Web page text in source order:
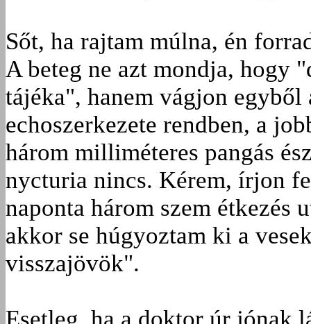
Sőt, ha rajtam múlna, én
A beteg ne azt mondja, hogy
tájéka", hanem vágjon
echoszerkezete rendben, a
három milliméteres pangás
nycturia nincs. Kérem, írjon
naponta három szem étkezés
akkor se húgyoztam ki a
visszajövök".